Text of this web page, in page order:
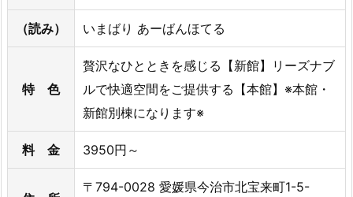
（読み） いまばり あーばんほてる
特 色
贅沢なひとときを感じる【新館】リーズナブ
ルで快適空間をご提供する【本館】※本館・
新館別棟になります※
料 金 3950円～
〒794-0028 愛媛県今治市北宝来町1-5-